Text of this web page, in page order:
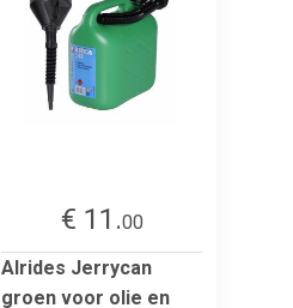
€ 11.00
Alrides Jerrycan
groen voor olie en